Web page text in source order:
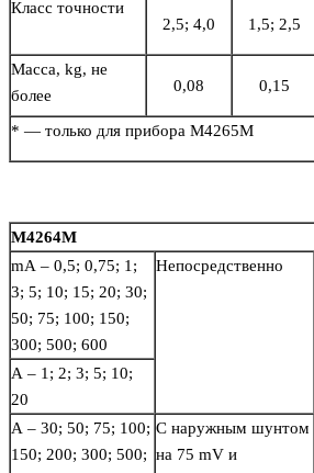
Класс точности
2,5; 4,0
1,5; 2,5
Масса, kg, не
более
0,08 0,15
* — только для прибора М4265М
М4264М
mA – 0,5; 0,75; 1;
3; 5; 10; 15; 20; 30;
50; 75; 100; 150;
300; 500; 600
Непосредственно
A – 1; 2; 3; 5; 10;
20
A – 30; 50; 75; 100;
150; 200; 300; 500;
С наружным шунтом
на 75 mV и